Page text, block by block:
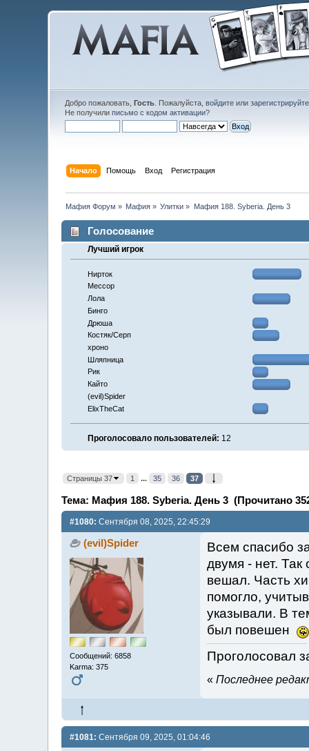
Добро пожаловать, Гость. Пожалуйста, войдитеили
Не получили письмо с кодом активации?
Начало Помощь Вход Регистрация
Мафия Форум » Мафия » Улитки » Мафия 188. Syberia. День 3
Голосование
Лучший игрок
Нирток
Мессор
Лола
Бинго
Дрюша
Костяк/Серп
хроно
Шляпница
Рик
Кайто
(evil)Spider
ElixTheCat
Проголосовало пользователей: 12
Страницы 37 1 ... 35 36 37
Тема: Мафия 188. Syberia. День 3 (Прочитано
#1080: Сентября 08, 2025, 22:45:29
(evil)Spider
Сообщений: 6858
Karma: 375
Всем спасибо
двумя - нет.
вешал. Часть
помогло,
указывали. В
был повешен
Проголосовал
« Последнее
#1081: Сентября 09, 2025, 01:04:46